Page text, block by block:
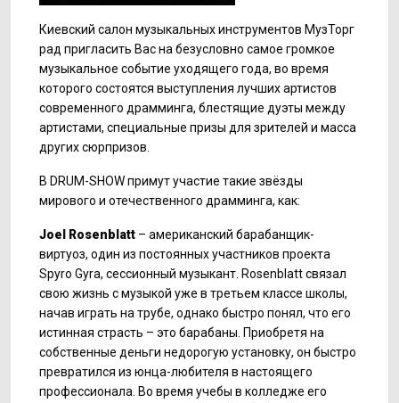
Киевский салон музыкальных инструментов МузТорг
рад пригласить Вас на безусловно самое громкое
музыкальное событие уходящего года, во время
которого состоятся выступления лучших артистов
современного драмминга, блестящие дуэты между
артистами, специальные призы для зрителей и масса
других сюрпризов.
В DRUM-SHOW примут участие такие звёзды
мирового и отечественного драмминга, как:
Joel Rosenblatt – американский барабанщик-
виртуоз, один из постоянных участников проекта
Spyro Gyra, сессионный музыкант. Rosenblatt связал
свою жизнь с музыкой уже в третьем классе школы,
начав играть на трубе, однако быстро понял, что его
истинная страсть – это барабаны. Приобретя на
собственные деньги недорогую установку, он быстро
превратился из юнца-любителя в настоящего
профессионала. Во время учебы в колледже его